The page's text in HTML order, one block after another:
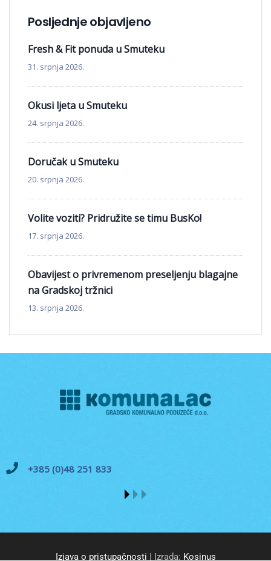
Posljednje objavljeno
Fresh & Fit ponuda u Smuteku
31. srpnja 2026.
Okusi ljeta u Smuteku
24. srpnja 2026.
Doručak u Smuteku
20. srpnja 2026.
Volite voziti? Pridružite se timu BusKo!
17. srpnja 2026.
Obavijest o privremenom preseljenju blagajne
na Gradskoj tržnici
13. srpnja 2026.
+385 (0)48 251 833
Izjava o pristupačnosti | Izrada: Kosinus